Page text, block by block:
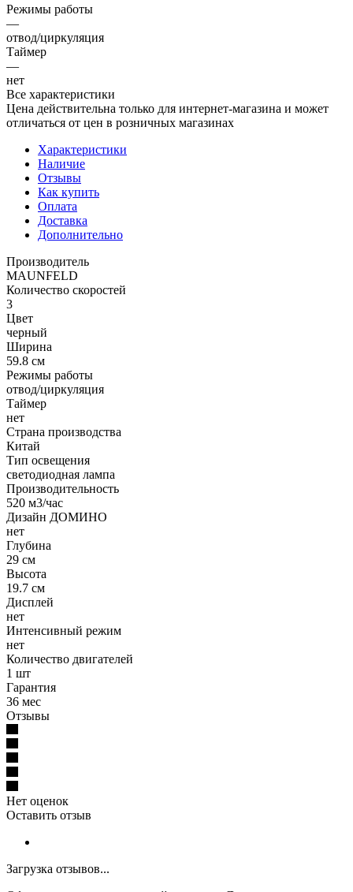
Режимы работы
—
отвод/циркуляция
Таймер
—
нет
Все характеристики
Цена действительна только для интернет-магазина и может
отличаться от цен в розничных магазинах
Характеристики
Наличие
Отзывы
Как купить
Оплата
Доставка
Дополнительно
Производитель
MAUNFELD
Количество скоростей
3
Цвет
черный
Ширина
59.8 см
Режимы работы
отвод/циркуляция
Таймер
нет
Страна производства
Китай
Тип освещения
светодиодная лампа
Производительность
520 м3/час
Дизайн ДОМИНО
нет
Глубина
29 см
Высота
19.7 см
Дисплей
нет
Интенсивный режим
нет
Количество двигателей
1 шт
Гарантия
36 мес
Отзывы
Нет оценок
Оставить отзыв
Загрузка отзывов...